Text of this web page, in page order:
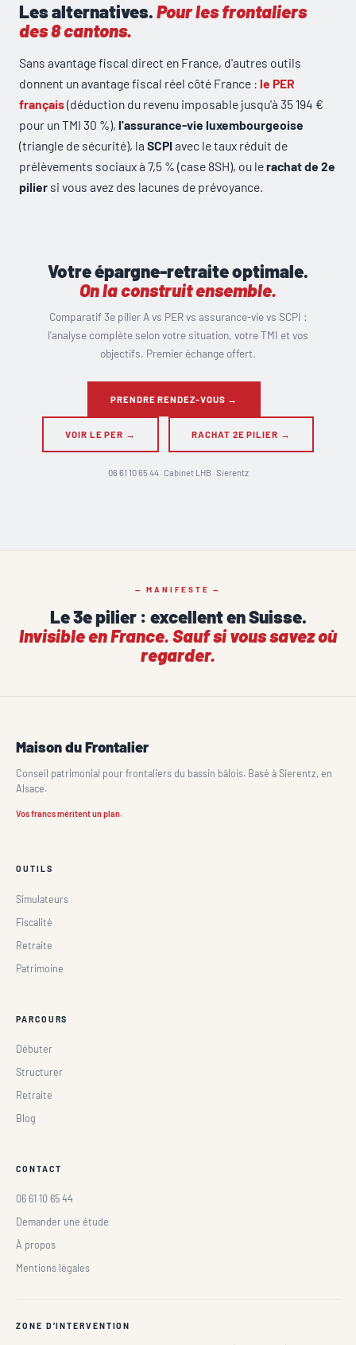
Les alternatives.Pour les frontaliers
des 8 cantons.
Sans avantage fiscal direct en France, d'autres outils
donnent un avantage fiscal réel côté France : le PER
français(déduction du revenu imposable jusqu'à 35 194 €
pour un TMI 30 %), l'assurance-vie luxembourgeoise
(triangle de sécurité), la SCPIavec le taux réduit de
prélèvements sociaux à 7,5 % (case 8SH), ou lerachat de 2e
pilier si vous avez des lacunes de prévoyance.
Votre épargne-retraite optimale.
On la construit ensemble.
Comparatif 3e pilier A vs PER vs assurance-vie vs SCPI :
l'analyse complète selon votre situation, votre TMI et vos
objectifs. Premier échange offert.
PRENDRE RENDEZ-VOUS →
VOIR LE PER → RACHAT 2E PILIER →
06 61 10 65 44 · Cabinet LHB · Sierentz
— MANIFESTE —
Le 3e pilier : excellent en Suisse.
Invisible en France. Sauf si vous savez où
regarder.
Maison du Frontalier
Conseil patrimonial pour frontaliers du bassin bâlois. Basé à Sierentz, en
Alsace.
Vos francs méritent un plan.
OUTILS
Simulateurs
Fiscalité
Retraite
Patrimoine
PARCOURS
Débuter
Structurer
Retraite
Blog
CONTACT
06 61 10 65 44
Demander une étude
À propos
Mentions légales
ZONE D’INTERVENTION